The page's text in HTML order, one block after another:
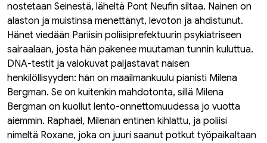
nostetaan Seinestä, läheltä Pont Neufin siltaa. Nainen on
alaston ja muistinsa menettänyt, levoton ja ahdistunut.
Hänet viedään Pariisin poliisiprefektuurin psykiatriseen
sairaalaan, josta hän pakenee muutaman tunnin kuluttua.
DNA-testit ja valokuvat paljastavat naisen
henkilöllisyyden: hän on maailmankuulu pianisti Milena
Bergman. Se on kuitenkin mahdotonta, sillä Milena
Bergman on kuollut lento-onnettomuudessa jo vuotta
aiemmin. Raphaël, Milenan entinen kihlattu, ja poliisi
nimeltä Roxane, joka on juuri saanut potkut työpaikaltaan